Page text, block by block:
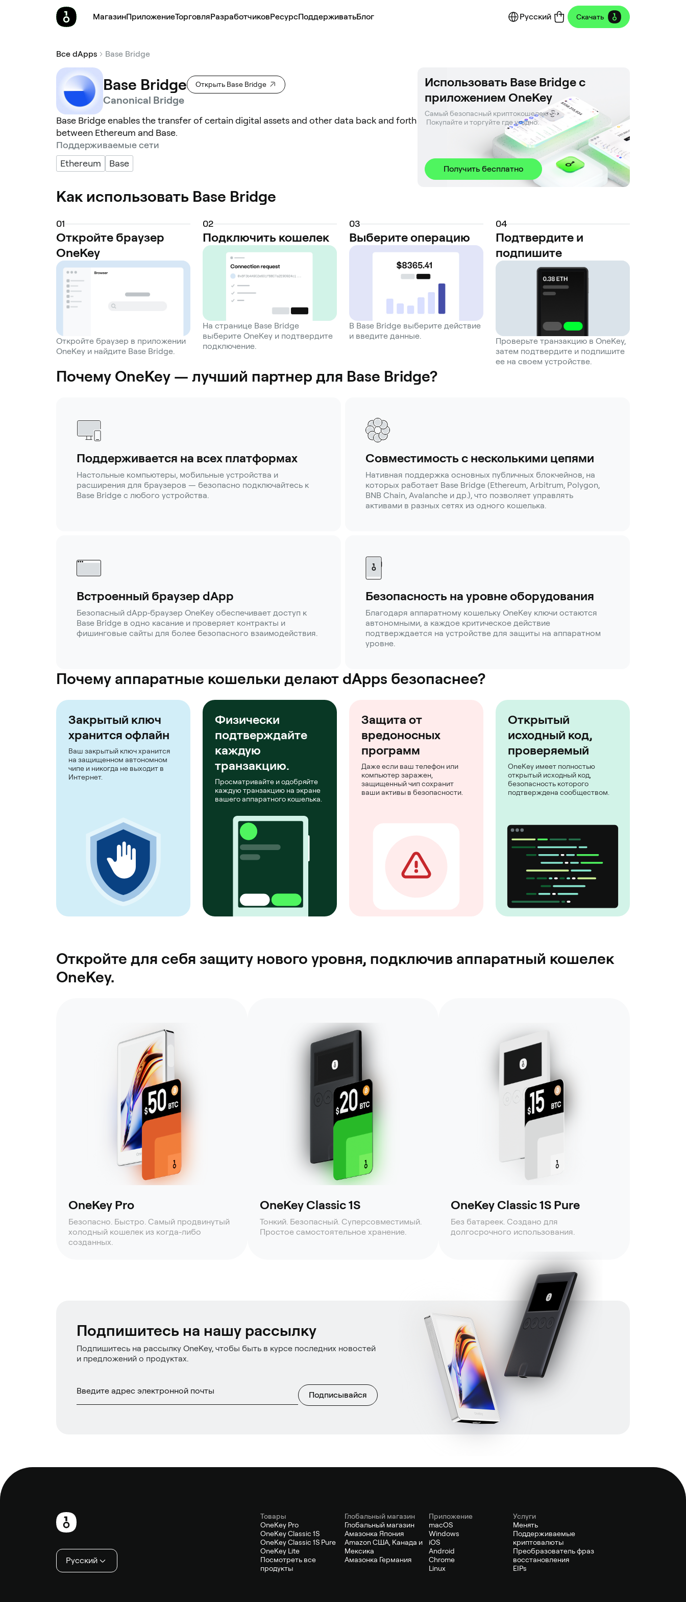
МагазинПриложениеТорговляPазработчиковРесурсПоддерживатьБлог Русский Скачать
Все dApps Base Bridge
Base Bridge Открыть Base Bridge
Canonical Bridge
Base Bridge enables the transfer of certain digital assets and other data back and forth
between Ethereum and Base.
Поддерживаемые сети
Ethereum
Base
Использовать Base Bridge с
приложением OneKey
Самый безопасный криптокошелек.
Покупайте и торгуйте где угодно.
Получить бесплатно
Как использовать Base Bridge
01
Откройте браузер
OneKey
Откройте браузер в приложении
OneKey и найдите Base Bridge.
02
Подключить кошелек
На странице Base Bridge
выберите OneKey и подтвердите
подключение.
03
Выберите операцию
В Base Bridge выберите действие
и введите данные.
04
Подтвердите и
подпишите
Проверьте транзакцию в OneKey,
затем подтвердите и подпишите
ее на своем устройстве.
Почему OneKey — лучший партнер для Base Bridge?
Поддерживается на всех платформах
Настольные компьютеры, мобильные устройства и
расширения для браузеров — безопасно подключайтесь к
Base Bridge с любого устройства.
Совместимость с несколькими цепями
Нативная поддержка основных публичных блокчейнов, на
которых работает Base Bridge (Ethereum, Arbitrum, Polygon,
BNB Chain, Avalanche и др.), что позволяет управлять
активами в разных сетях из одного кошелька.
Встроенный браузер dApp
Безопасный dApp‑браузер OneKey обеспечивает доступ к
Base Bridge в одно касание и проверяет контракты и
фишинговые сайты для более безопасного взаимодействия.
Безопасность на уровне оборудования
Благодаря аппаратному кошельку OneKey ключи остаются
автономными, а каждое критическое действие
подтверждается на устройстве для защиты на аппаратном
уровне.
Почему аппаратные кошельки делают dApps безопаснее?
Закрытый ключ
хранится офлайн
Ваш закрытый ключ хранится
на защищенном автономном
чипе и никогда не выходит в
Интернет.
Физически
подтверждайте
каждую
транзакцию.
Просматривайте и одобряйте
каждую транзакцию на экране
вашего аппаратного кошелька.
Защита от
вредоносных
программ
Даже если ваш телефон или
компьютер заражен,
защищенный чип сохранит
ваши активы в безопасности.
Открытый
исходный код,
проверяемый
OneKey имеет полностью
открытый исходный код,
безопасность которого
подтверждена сообществом.
Откройте для себя защиту нового уровня, подключив аппаратный кошелек
OneKey.
OneKey Pro
Безопасно. Быстро. Самый продвинутый
холодный кошелек из когда-либо
созданных.
OneKey Classic 1S
Тонкий. Безопасный. Суперсовместимый.
Простое самостоятельное хранение.
OneKey Classic 1S Pure
Без батареек. Создано для
долгосрочного использования.
Подпишитесь на нашу рассылку
Подпишитесь на рассылку OneKey, чтобы быть в курсе последних новостей
и предложений о продуктах.
Подписывайся
Русский
Товары
OneKey Pro
OneKey Classic 1S
OneKey Classic 1S Pure
OneKey Lite
Посмотреть все
продукты
Глобальный магазин
Глобальный магазин
Амазонка Япония
Amazon США, Канада и
Мексика
Амазонка Германия
Приложение
macOS
Windows
iOS
Android
Chrome
Linux
Услуги
Менять
Поддерживаемые
криптовалюты
Преобразователь фраз
восстановления
EIPs